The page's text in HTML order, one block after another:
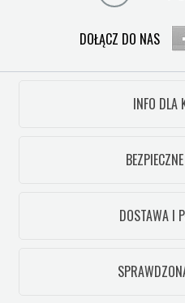
DOŁĄCZ DO NAS
INFO DLA
DOSTAWA I